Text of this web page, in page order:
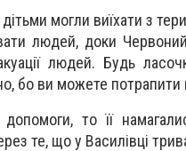
могли виїхати з
людей, доки
людей. Будь
бо ви можете потрапити
допомоги, то її
те, що у Василівці